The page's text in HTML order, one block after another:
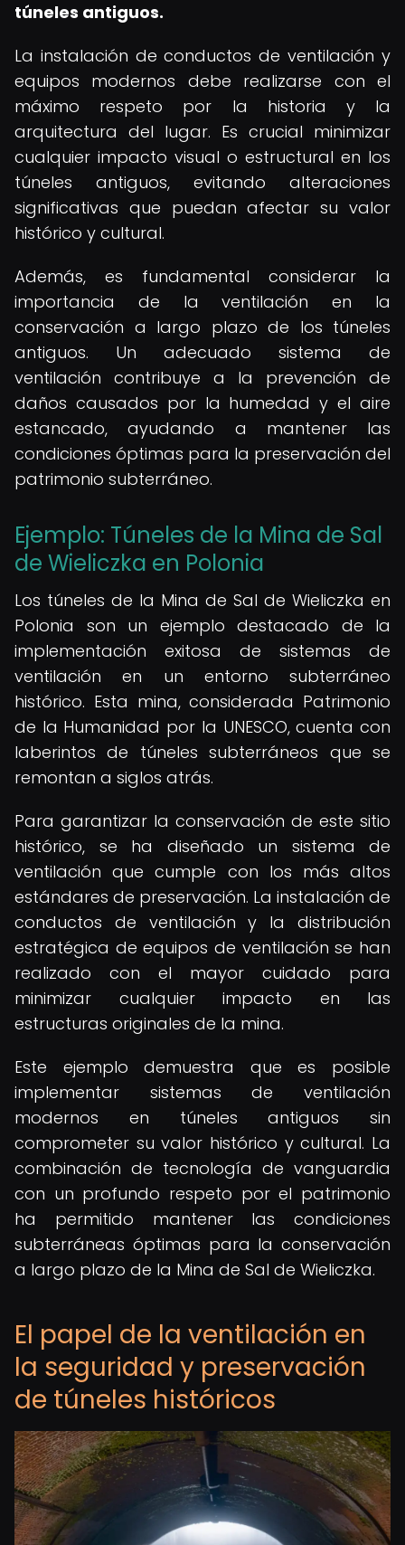
túneles antiguos.
La instalación de conductos de ventilación y
equipos modernos debe realizarse con el
máximo respeto por la historia y la
arquitectura del lugar. Es crucial minimizar
cualquier impacto visual o estructural en los
túneles antiguos, evitando alteraciones
significativas que puedan afectar su valor
histórico y cultural.
Además, es fundamental considerar la
importancia de la ventilación en la
conservación a largo plazo de los túneles
antiguos. Un adecuado sistema de
ventilación contribuye a la prevención de
daños causados por la humedad y el aire
estancado, ayudando a mantener las
condiciones óptimas para la preservación del
patrimonio subterráneo.
Ejemplo: Túneles de la Mina de Sal
de Wieliczka en Polonia
Los túneles de la Mina de Sal de Wieliczka en
Polonia son un ejemplo destacado de la
implementación exitosa de sistemas de
ventilación en un entorno subterráneo
histórico. Esta mina, considerada Patrimonio
de la Humanidad por la UNESCO, cuenta con
laberintos de túneles subterráneos que se
remontan a siglos atrás.
Para garantizar la conservación de este sitio
histórico, se ha diseñado un sistema de
ventilación que cumple con los más altos
estándares de preservación. La instalación de
conductos de ventilación y la distribución
estratégica de equipos de ventilación se han
realizado con el mayor cuidado para
minimizar cualquier impacto en las
estructuras originales de la mina.
Este ejemplo demuestra que es posible
implementar sistemas de ventilación
modernos en túneles antiguos sin
comprometer su valor histórico y cultural. La
combinación de tecnología de vanguardia
con un profundo respeto por el patrimonio
ha permitido mantener las condiciones
subterráneas óptimas para la conservación
a largo plazo de la Mina de Sal de Wieliczka.
El papel de la ventilación en
la seguridad y preservación
de túneles históricos